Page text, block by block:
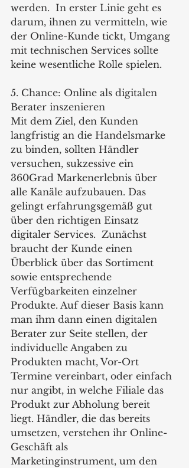
werden.  In erster Linie geht es
darum, ihnen zu vermitteln, wie
der Online-Kunde tickt, Umgang
mit technischen Services sollte
keine wesentliche Rolle spielen.
5. Chance: Online als digitalen
Berater inszenieren
Mit dem Ziel, den Kunden
langfristig an die Handelsmarke
zu binden, sollten Händler
versuchen, sukzessive ein
360Grad Markenerlebnis über
alle Kanäle aufzubauen. Das
gelingt erfahrungsgemäß gut
über den richtigen Einsatz
digitaler Services.  Zunächst
braucht der Kunde einen
Überblick über das Sortiment
sowie entsprechende
Verfügbarkeiten einzelner
Produkte. Auf dieser Basis kann
man ihm dann einen digitalen
Berater zur Seite stellen, der
individuelle Angaben zu
Produkten macht, Vor-Ort
Termine vereinbart, oder einfach
nur angibt, in welche Filiale das
Produkt zur Abholung bereit
liegt. Händler, die das bereits
umsetzen, verstehen ihr Online-
Geschäft als
Marketinginstrument, um den